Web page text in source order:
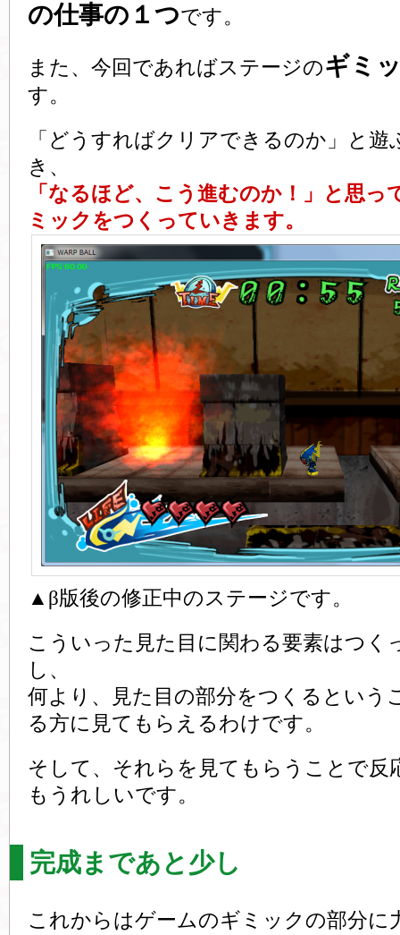
の仕事の１つです。
また、今回であればステージのギミ
す。
「どうすればクリアできるのか」と
き、
「なるほど、こう進むのか！」と思
ミックをつくっていきます。
▲β版後の修正中のステージです。
こういった見た目に関わる要素はつく
し、
何より、見た目の部分をつくるという
る方に見てもらえるわけです。
そして、それらを見てもらうことで反
もうれしいです。
完成まであと少し
これからはゲームのギミックの部分に